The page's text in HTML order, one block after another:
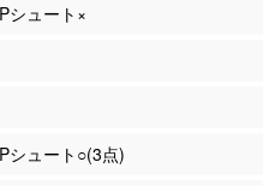
シュート×
シュート○(3点)